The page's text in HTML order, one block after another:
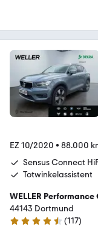
EZ 10/2020 • 88.000
Sensus Connect
Totwinkelassistent
WELLER Performance
44143 Dortmund
4.6 Sterne
(117)